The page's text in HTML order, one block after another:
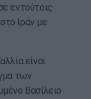
εντούτοις
Ιράν με
είναι
των
Βασίλειο